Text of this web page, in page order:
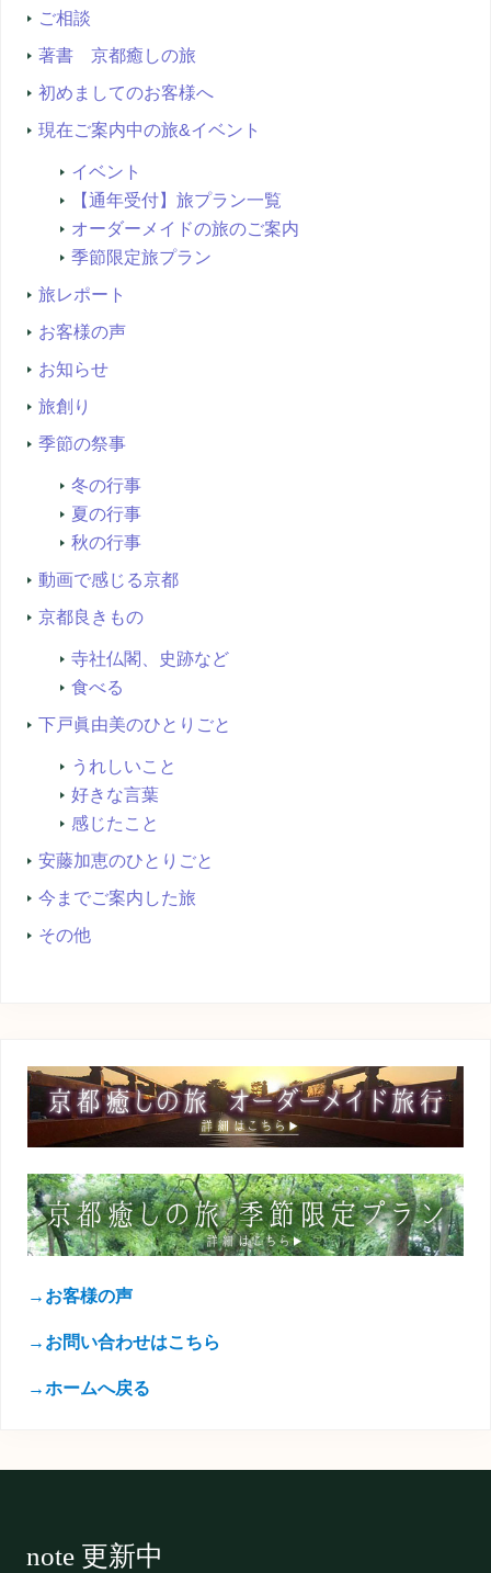
ご相談
著書 京都癒しの旅
初めましてのお客様へ
現在ご案内中の旅&イベント
イベント
【通年受付】旅プラン一覧
オーダーメイドの旅のご案内
季節限定旅プラン
旅レポート
お客様の声
お知らせ
旅創り
季節の祭事
冬の行事
夏の行事
秋の行事
動画で感じる京都
京都良きもの
寺社仏閣、史跡など
食べる
下戸眞由美のひとりごと
うれしいこと
好きな言葉
感じたこと
安藤加恵のひとりごと
今までご案内した旅
その他
→お客様の声
→お問い合わせはこちら
→ホームへ戻る
note 更新中